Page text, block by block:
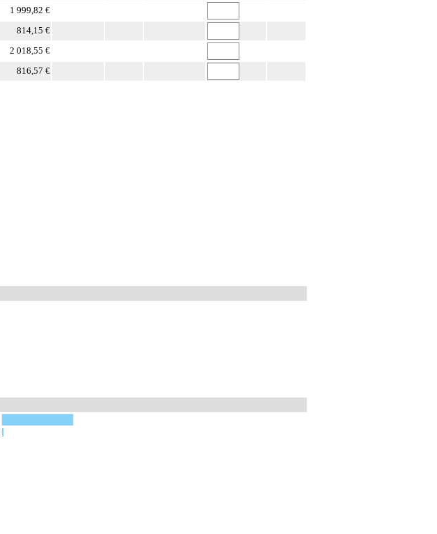
1 999,82 €
814,15 €
2 018,55 €
816,57 €